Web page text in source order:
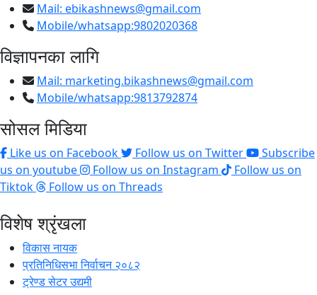
Mail: ebikashnews@gmail.com
Mobile/whatsapp:9802020368
विज्ञापनका लागि
Mail: marketing.bikashnews@gmail.com
Mobile/whatsapp:9813792874
सोसल मिडिया
Like us on Facebook Follow us on Twitter
Subscribe
us on youtube
Follow us on Instagram
Follow us on
Tiktok
Follow us on Threads
विशेष श्रृंखला
विकास नायक
प्रतिनिधिसभा निर्वाचन २०८२
ट्रेण्ड सेटर उद्यमी